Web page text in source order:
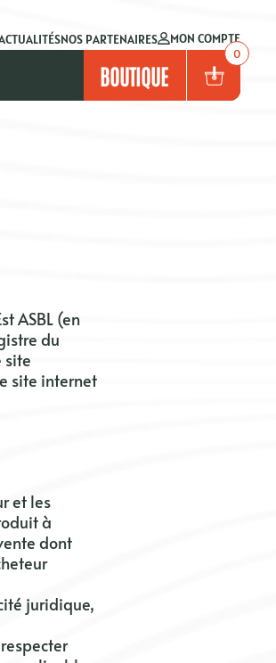
BOUTIQUE
0
NOS PARTENAIRES MON COMPTE
ASBL(en
du
site
site internet
et les
à
dont
juridique,